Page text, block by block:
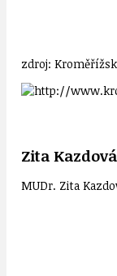
zdroj:
Zita Kazdová
MUDr. Zita